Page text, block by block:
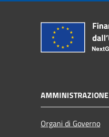
AMMINISTRAZIONE
Organi di Governo